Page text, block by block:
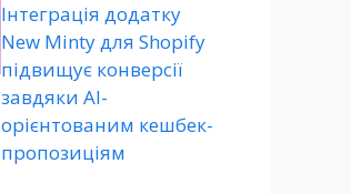
Інтеграція додатку
New Minty для Shopify
підвищує конверсії
завдяки AI-
орієнтованим кешбек-
пропозиціям